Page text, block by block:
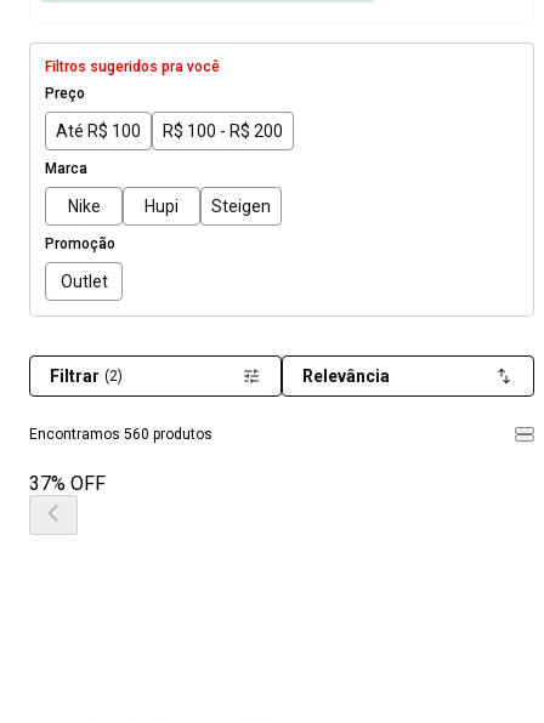
Filtros sugeridos pra você
Preço
Até R$ 100 R$ 100 - R$ 200
Marca
Nike Hupi Steigen
Promoção
Outlet
Encontramos 560 produtos
Filtrar (2) Relevância
37% OFF